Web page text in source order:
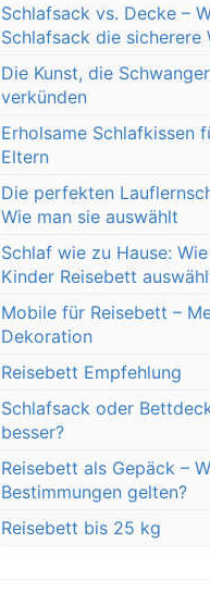
Schlafsack vs. Decke –
Schlafsack die sicherere
Die Kunst, die
verkünden
Erholsame Schlafkissen
Eltern
Die perfekten
Wie man sie auswählt
Schlaf wie zu Hause:
Kinder Reisebett
Mobile für Reisebett –
Dekoration
Reisebett Empfehlung
Schlafsack oder
besser?
Reisebett als Gepäck –
Bestimmungen gelten?
Reisebett bis 25 kg